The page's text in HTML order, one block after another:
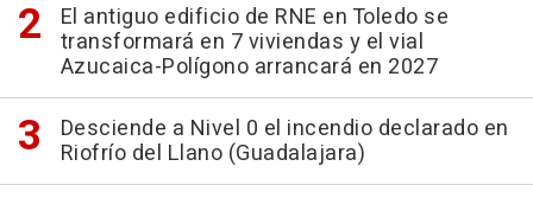
El antiguo edificio de RNE en Toledo se
transformará en 7 viviendas y el vial
Azucaica-Polígono arrancará en 2027
Desciende a Nivel 0 el incendio declarado en
Riofrío del Llano (Guadalajara)